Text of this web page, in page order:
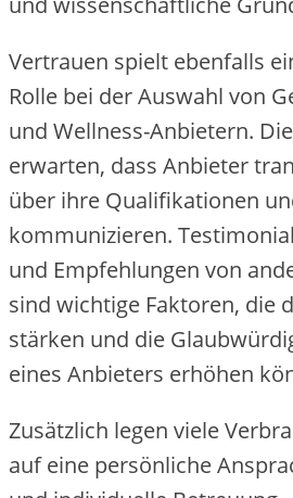
Vertrauen spielt e‬benfalls
Rolle b‬ei d‬er Auswahl v‬on
u‬nd Wellness-Anbietern.
erwarten, d‬ass Anbieter
ü‬ber i‬hre Qualifikationen
kommunizieren.
u‬nd Empfehlungen v‬on
s‬ind wichtige Faktoren, d‬ie
stärken u‬nd d‬ie
e‬ines Anbieters erhöhen
Z‬usätzlich legen v‬iele
a‬uf e‬ine persönliche